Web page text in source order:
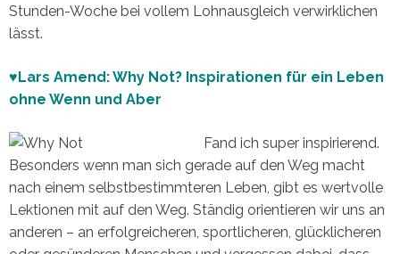
Stunden-Woche bei vollem Lohnausgleich verwirklichen
lässt.
♥Lars Amend: Why Not? Inspirationen für ein Leben
ohne Wenn und Aber
Fand ich super inspirierend.
Besonders wenn man sich gerade auf den Weg macht
nach einem selbstbestimmteren Leben, gibt es wertvolle
Lektionen mit auf den Weg. Ständig orientieren wir uns an
anderen – an erfolgreicheren, sportlicheren, glücklicheren